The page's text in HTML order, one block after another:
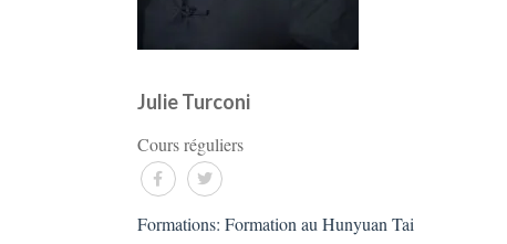
Julie Turconi
Cours réguliers
Formations: Formation au Hunyuan Tai